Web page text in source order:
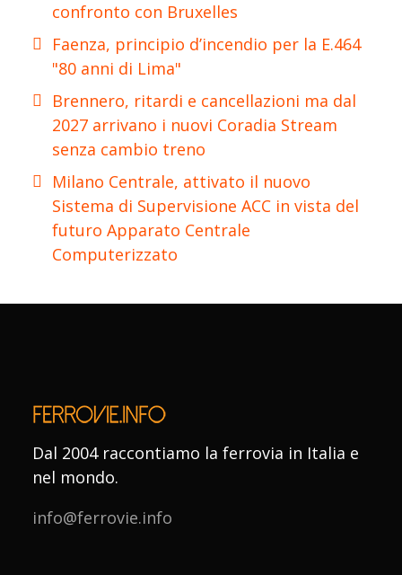
confronto con Bruxelles
Faenza, principio d’incendio per la E.464
"80 anni di Lima"
Brennero, ritardi e cancellazioni ma dal
2027 arrivano i nuovi Coradia Stream
senza cambio treno
Milano Centrale, attivato il nuovo
Sistema di Supervisione ACC in vista del
futuro Apparato Centrale
Computerizzato
Dal 2004 raccontiamo la ferrovia in Italia e
nel mondo.
info@ferrovie.info